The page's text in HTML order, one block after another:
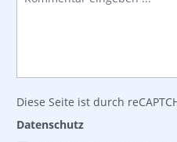
Diese Seite ist durch
Datenschutz